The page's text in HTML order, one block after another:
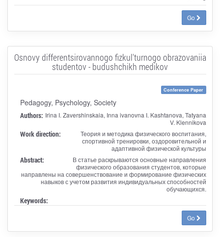
Go
Osnovy differentsirovannogo fizkul'turnogo obrazovaniia
studentov - budushchikh medikov
Conference Paper
Pedagogy, Psychology, Society
Authors: Irina I. Zavershinskaia, Inna ivanovna I. Kashtanova, Tatyana
V. Klennikova
Work direction:
Теория и методика физического воспитания,
спортивной тренировки, оздоровительной и
адаптивной физической культуры
Abstract:
В статье раскрываются основные направления
физического образования студентов, которые
направлены на совершенствование и формирование физических
навыков с учетом развития индивидуальных способностей
обучающихся.
Keywords:
Go